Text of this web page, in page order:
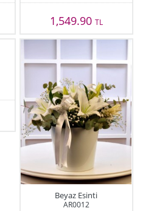
1,549.90 TL
Beyaz Esinti
AR0012